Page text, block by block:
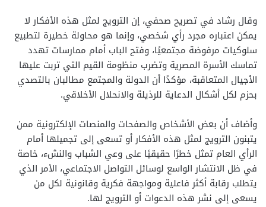
وقال رشاد في تصريح صحفي، إن الترويج لمثل هذه الأفكار لا
يمكن اعتباره مجرد رأي شخصي، وإنما هو محاولة خطيرة لتطبيع
سلوكيات مرفوضة مجتمعيًا، وفتح الباب أمام ممارسات تهدد
تماسك الأسرة المصرية وتضرب منظومة القيم التي تربت عليها
الأجيال المتعاقبة، مؤكدًا أن الدولة والمجتمع مطالبان بالتصدي
بحزم لكل أشكال الدعاية للرذيلة والانحلال الأخلاقي.
وأضاف أن بعض الأشخاص والصفحات والمنصات الإلكترونية ممن
يتبنون الترويج لمثل هذه الأفكار أو تسعى إلى تجميلها أمام
الرأي العام تمثل خطرًا حقيقيًا على وعي الشباب والنشء، خاصة
في ظل الانتشار الواسع لوسائل التواصل الاجتماعي، الأمر الذي
يتطلب رقابة أكثر فاعلية ومواجهة فكرية وقانونية لكل من
يسعى إلى نشر هذه الدعوات أو الترويج لها.